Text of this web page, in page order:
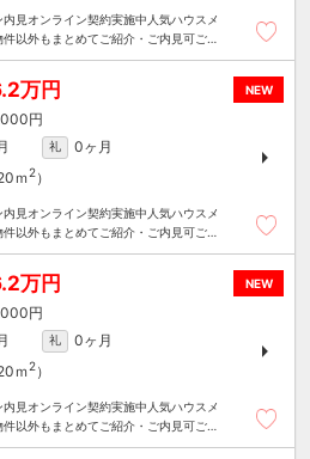
見オンライン契約実施中人気ハウスメ
以外もまとめてご紹介・ご内見可ご予
NEW
万円
円
礼
0ヶ月
ｍ 2）
見オンライン契約実施中人気ハウスメ
以外もまとめてご紹介・ご内見可ご予
NEW
万円
円
礼
0ヶ月
ｍ 2）
見オンライン契約実施中人気ハウスメ
以外もまとめてご紹介・ご内見可ご予